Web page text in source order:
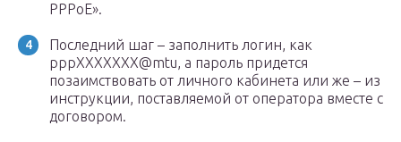
PPPoE».
Последний шаг – заполнить логин, как
pppXXXXXXX@mtu, а пароль придется
позаимствовать от личного кабинета или же – из
инструкции, поставляемой от оператора вместе с
договором.